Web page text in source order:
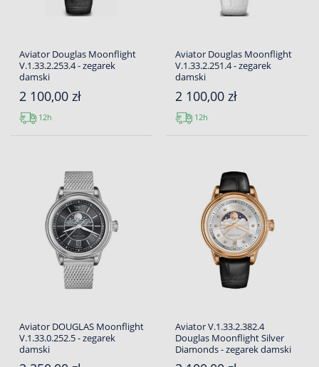
Aviator Douglas Moonflight
V.1.33.2.253.4 - zegarek
damski
2 100,00 zł
12h
Aviator Douglas Moonflight
V.1.33.2.251.4 - zegarek
damski
2 100,00 zł
12h
Aviator DOUGLAS Moonflight
V.1.33.0.252.5 - zegarek
damski
Aviator V.1.33.2.382.4
Douglas Moonflight Silver
Diamonds - zegarek damski